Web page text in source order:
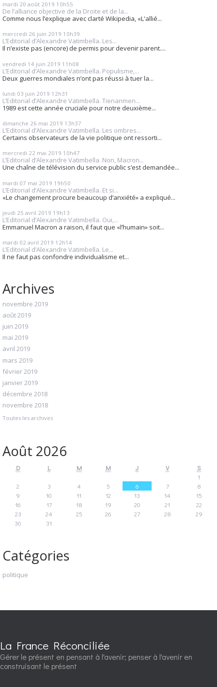
mardi 20 août 2019 10h55
De l’alliance objective de la Droite et de la...
Comme nous l’explique avec clarté Wikipedia, «L'allié...
mercredi 26 juin 2019 10h39
L’Editorial d’Alexandre Vatimbella. Les...
Il n’existe pas (encore) de permis pour devenir parent....
vendredi 14 juin 2019 11h08
L’Editorial d’Alexandre Vatimbella. Populisme,...
Deux guerres mondiales n’ont pas réussi à tuer la...
lundi 03 juin 2019 12h31
L’Editorial d’Alexandre Vatimbella. Tienanmen...
1989 est cette année cruciale pour notre deuxième...
dimanche 26 mai 2019 13h37
L’Editorial d’Alexandre Vatimbella. Les ombres...
Certains observateurs de la vie politique ont ressorti...
mercredi 22 mai 2019 10h47
L’Editorial d’Alexandre Vatimbella. Non, Macron...
Une chaîne de télévision du service public s’est demandée...
mardi 07 mai 2019 19h50
L’Editorial d’Alexandre Vatimbella. Et si...
«Le changement procure beaucoup d’anxiété» a expliqué...
jeudi 25 avril 2019 19h13
L’Editorial d’Alexandre Vatimbella. Oui,...
Emmanuel Macron a raison, il faut que «l’humain» soit...
mardi 02 avril 2019 12h14
L’Editorial d’Alexandre Vatimbella. Le...
Il ne faut pas confondre individualisme et...
Archives
novembre 2019
août 2019
juin 2019
mai 2019
avril 2019
mars 2019
février 2019
janvier 2019
décembre 2018
novembre 2018
Toutes les archives
Août 2026
D L M M J V
S
1
2
3 4 5 6 7
8
9
10 11 12 13 14
15
16
17 18 19 20 21
22
23
24 25 26 27 28
29
30
31
Catégories
politique
La France Réconciliée
Gérer le présent en pensant à l'avenir; penser à l'avenir en
construisant le présent